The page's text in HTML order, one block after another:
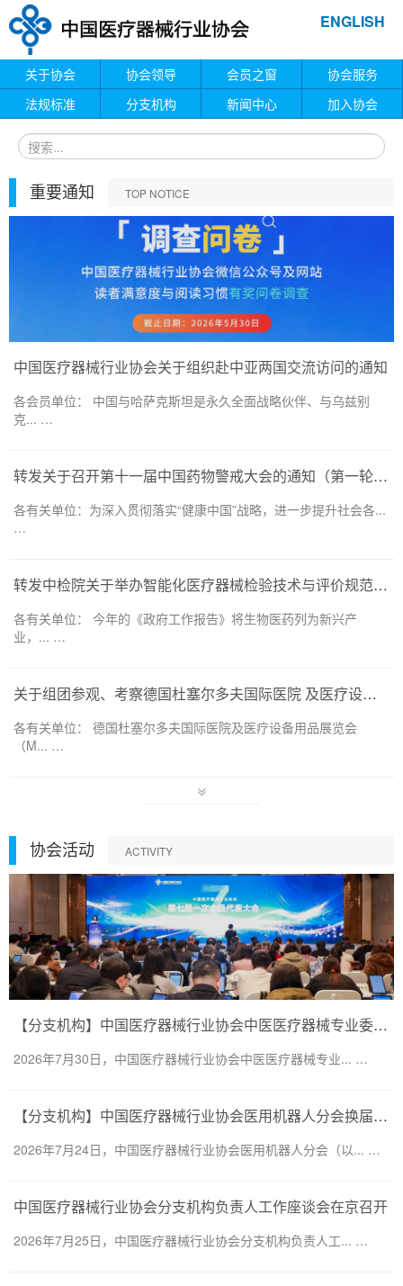
ENGLISH
关于协会 协会领导 会员之窗
协会服务
法规标准
分支机构 新闻中心 加入协会
重要通知 TOP NOTICE
中国医疗器械行业协会关于组织赴中亚两国交流访问的通知
各会员单位： 中国与哈萨克斯坦是永久全面战略伙伴、与乌兹别
克... …
转发关于召开第十一届中国药物警戒大会的通知（第一轮）——药品和医疗器械领域
各有关单位：为深入贯彻落实“健康中国”战略，进一步提升社会各...
…
转发中检院关于举办智能化医疗器械检验技术与评价规范培训班的通知
各有关单位： 今年的《政府工作报告》将生物医药列为新兴产
业，... …
关于组团参观、考察德国杜塞尔多夫国际医院 及医疗设备用品展览会（MEDICA 2026） 的通知
各有关单位： 德国杜塞尔多夫国际医院及医疗设备用品展览会
（M... …
协会活动 ACTIVITY
【分支机构】中国医疗器械行业协会中医医疗器械专业委员会换届会议暨第二届一次委员大会圆满召开
2026年7月30日，中国医疗器械行业协会中医医疗器械专业... …
【分支机构】中国医疗器械行业协会医用机器人分会换届会议暨医用机器人创新大会顺利召开
2026年7月24日，中国医疗器械行业协会医用机器人分会（以... …
中国医疗器械行业协会分支机构负责人工作座谈会在京召开
2026年7月25日，中国医疗器械行业协会分支机构负责人工... …